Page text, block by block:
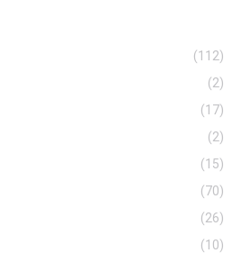
(112)
(2)
(17)
(2)
(15)
(70)
(26)
(10)